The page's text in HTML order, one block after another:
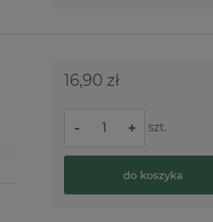
16,90 zł
- + szt.
do koszyka